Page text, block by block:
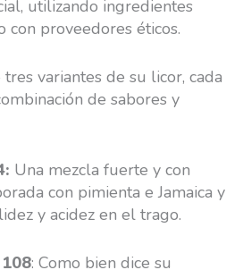
utilizando ingredientes
con proveedores éticos.
variantes de su licor, cada
de sabores y
Una mezcla fuerte y con
con pimienta e Jamaica y
y acidez en el trago.
: Como bien dice su